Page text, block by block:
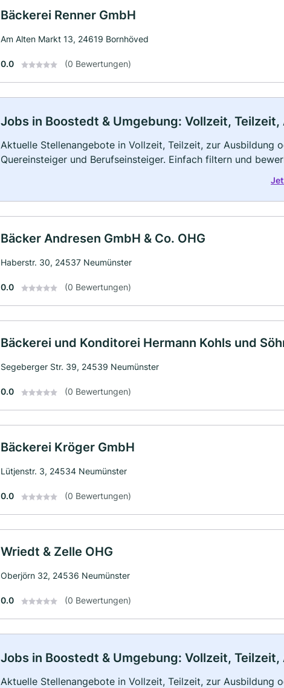
Bäckerei Renner GmbH
Am Alten Markt 13, 24619 Bornhöved
0.0 (0 Bewertungen)
Jobs in Boostedt & Umgebung: Vollzeit,
Aktuelle Stellenangebote in Vollzeit, Teilzeit, zur Ausbildung
Quereinsteiger und Berufseinsteiger. Einfach filtern und
Bäcker Andresen GmbH & Co. OHG
Haberstr. 30, 24537 Neumünster
0.0 (0 Bewertungen)
Bäckerei und Konditorei Hermann Kohls und
Segeberger Str. 39, 24539 Neumünster
0.0 (0 Bewertungen)
Bäckerei Kröger GmbH
Lütjenstr. 3, 24534 Neumünster
0.0 (0 Bewertungen)
Wriedt & Zelle OHG
Oberjörn 32, 24536 Neumünster
0.0 (0 Bewertungen)
Jobs in Boostedt & Umgebung: Vollzeit,
Aktuelle Stellenangebote in Vollzeit, Teilzeit, zur Ausbildung